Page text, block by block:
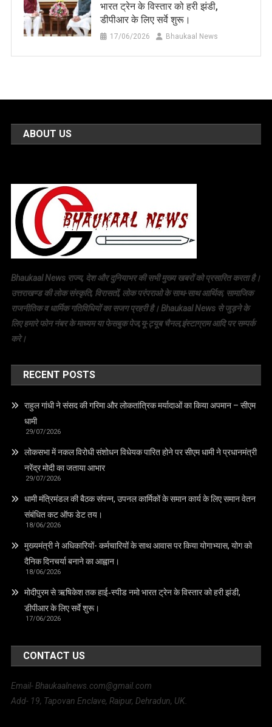
भारत ट्रेन के विस्तार को हरी झंडी,
डीपीआर के लिए सर्वे शुरू।
17/06/2026 Bhaukaal News
ABOUT US
Bhaukaal News राज्य, देश और दुनियाभर की सभी मुख्य खबरों को प्रसारित करता है।
उत्तराखण्ड की लोक संस्कृति, विरासतों, लोक परंपराओ के साथ-साथ आर्थिक, सामाजिक
राजनीतिक व धार्मिक गतिविधियों का सजग प्रहरी है। Bhaukaal News से जुड़ने के
लिए हमारे फोन नंबर के माध्यम या फेसबुक पेज,यू-ट्यूब चैनल,इंस्टाग्राम आदि पर सम्पर्क
करे।
RECENT POSTS
राहुल गांधी ने संसद की गरिमा और लोकतांत्रिक मर्यादाओं का किया अपमान – सीएम
धामी
29/07/2026
लोकसभा में नकल विरोधी संशोधन विधेयक पारित होने पर सीएम धामी ने प्रधानमंत्री
नरेंद्र मोदी का जताया आभार
29/07/2026
धामी मंत्रिमंडल की बैठक संपन्न, उपनल कार्मिकों के समान कार्य के लिए समान वेतन
संबंधित कट ऑफ डेट तय।
18/06/2026
मुख्यमंत्री ने अधिकारियों- कर्मचारियों के साथ आवास पर किया योगाभ्यास, योग को
दैनिक दिनचर्या बनाने का आह्वान।
18/06/2026
मोदीपुरम से ऋषिकेश तक हाई‑स्पीड नमो भारत ट्रेन के विस्तार को हरी झंडी,
डीपीआर के लिए सर्वे शुरू।
17/06/2026
CONTACT US
Email- Bhaukaalnews.com@gmail.com
Add- 19, Tapovan Enclave, Raipur, Dehradun, UK.